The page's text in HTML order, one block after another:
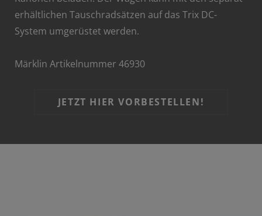
erhältlichen Tauschradsätzen auf das Trix DC-
System umgerüstet werden.
Märklin Artikelnummer 46930
JETZT HIER VORBESTELLEN!